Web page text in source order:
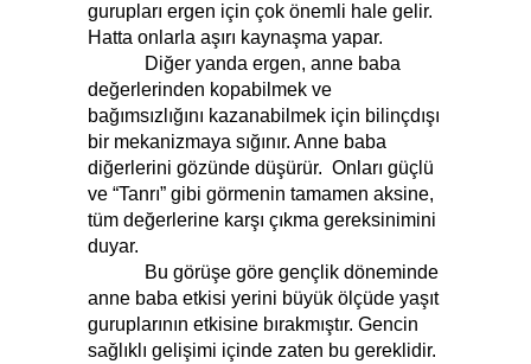
gurupları ergen için çok önemli hale gelir.
Hatta onlarla aşırı kaynaşma yapar.
Diğer yanda ergen, anne baba
değerlerinden kopabilmek ve
bağımsızlığını kazanabilmek için bilinçdışı
bir mekanizmaya sığınır. Anne baba
diğerlerini gözünde düşürür. Onları güçlü
ve “Tanrı” gibi görmenin tamamen aksine,
tüm değerlerine karşı çıkma gereksinimini
duyar.
Bu görüşe göre gençlik döneminde
anne baba etkisi yerini büyük ölçüde yaşıt
guruplarının etkisine bırakmıştır. Gencin
sağlıklı gelişimi içinde zaten bu gereklidir.